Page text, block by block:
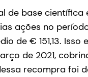
de base
ações no
de € 151,13.
de 2021,
recompra foi